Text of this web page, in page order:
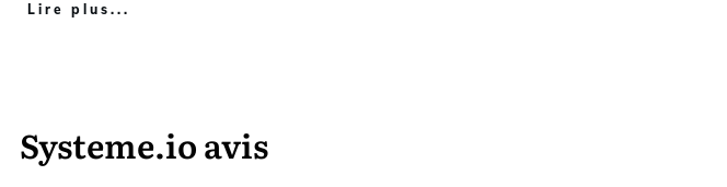
Lire plus...
Systeme.io avis